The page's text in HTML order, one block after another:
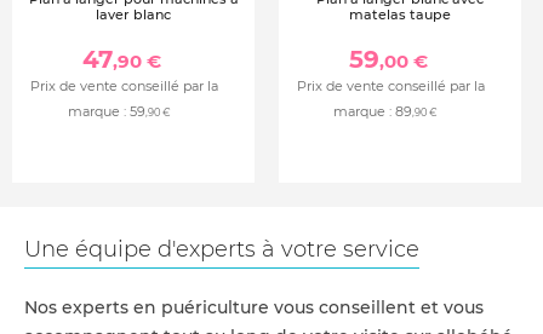
laver blanc
47,90 €
Prix de vente conseillé par la
marque : 59,90 €
matelas taupe
59,00 €
Prix de vente conseillé par la
marque : 89,90 €
Une équipe d'experts à votre service
Nos experts en puériculture vous conseillent et vous